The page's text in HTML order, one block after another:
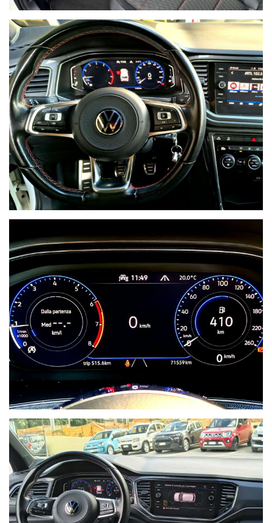
CHE
CERCHI?
Compila il
modulo e ti
contatteremo
appena l'auto
che cerchi sarà
disponibile
l'informativa
privacy*
dei miei dati
marketing
Invia
Queste
informazioni non
saranno
condivise con
terze parti